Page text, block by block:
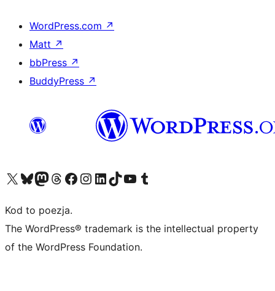
WordPress.com ↗
Matt ↗
bbPress ↗
BuddyPress ↗
Odwiedź nasze konto X (dawniej Twitter)
Odwiedź nasze konto Bluesky
Odwiedź nasze konto na Mastodoncie
Odwiedź naszego Threadsa
Odwiedź naszego Facebooka
Odwiedź nasze konto na Instagramie
Odwiedź nasze konto na LinkedIn
Odwiedź naszego TikToka
Odwiedź nasz kanał YouTube
Odwiedź naszego Tumblra
Kod to poezja.
The WordPress® trademark is the intellectual property
of the WordPress Foundation.